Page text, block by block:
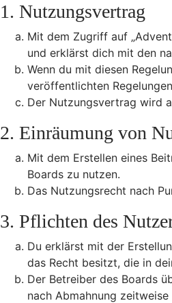
1. Nutzungsvertrag
Mit dem Zugriff auf
und erklärst dich mit den
Wenn du mit diesen
veröffentlichten
Der Nutzungsvertrag wird
2. Einräumung von
Mit dem Erstellen eines
Boards zu nutzen.
Das Nutzungsrecht nach
3. Pflichten des
Du erklärst mit der
das Recht besitzt, die in
Der Betreiber des Boards
nach Abmahnung